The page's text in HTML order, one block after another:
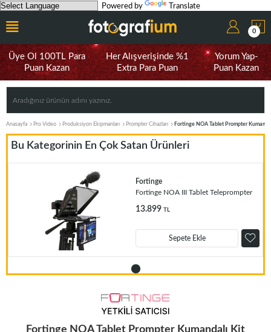
Powered by Translate
0
Üye Ol 100TL Para
Puan Kazan
Her Alışverişinde %1
Extra Para Puan
Yorum Yap-
Puan Kazan
Anasayfa Pro Video Produksiyon Ekipmanları Prompter Cihazları Fortinge NOA Tablet Prompter
Bu Kategorinin En Çok Satan Ürünleri
Fortinge
Fortinge NOA III Tablet Teleprompter
13.899 TL
Sepete Ekle
Fortinge NOA Tablet Prompter Kumandalı Kit